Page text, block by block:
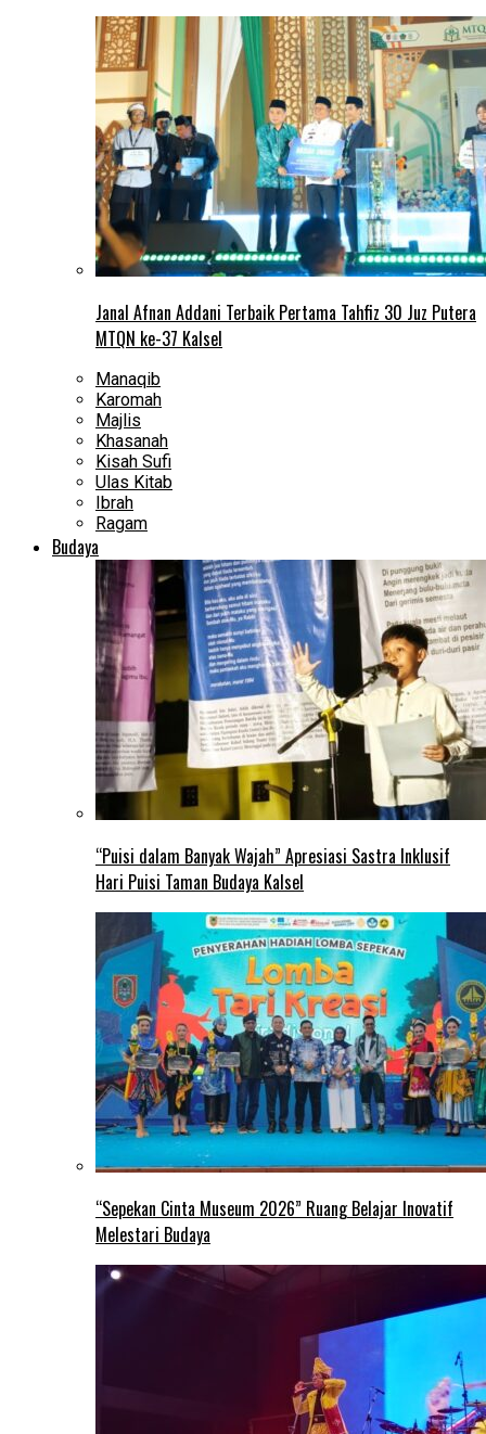
Janal Afnan Addani Terbaik Pertama Tahfiz 30 Juz Putera
MTQN ke-37 Kalsel
Manaqib
Karomah
Majlis
Khasanah
Kisah Sufi
Ulas Kitab
Ibrah
Ragam
Budaya
“Puisi dalam Banyak Wajah” Apresiasi Sastra Inklusif
Hari Puisi Taman Budaya Kalsel
“Sepekan Cinta Museum 2026” Ruang Belajar Inovatif
Melestari Budaya